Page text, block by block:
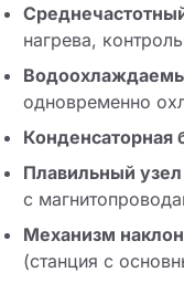
нагрева,
одновременно
Конденсаторная
Плавильный узел
с
Механизм
(станция с